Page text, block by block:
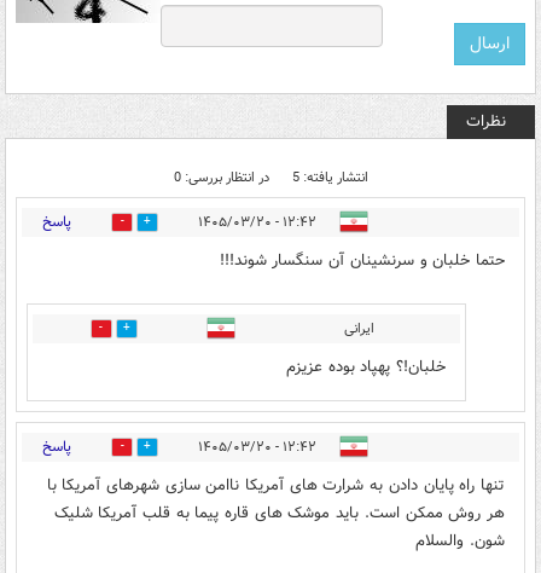
نظرات
انتشار یافته: 5 در انتظار بررسی: 0
۱۲:۴۲ - ۱۴۰۵/۰۳/۲۰ 0 پاسخ
حتما خلبان و سرنشینان آن سنگسار شوند!!!
ایرانی 0
خلبان!؟ پهپاد بوده عزیزم
۱۲:۴۲ - ۱۴۰۵/۰۳/۲۰ 1 پاسخ
تنها راه پایان دادن به شرارت های آمریکا ناامن سازی شهرهای آمریکا با
هر روش ممکن است. باید موشک های قاره پیما به قلب آمریکا شلیک
شون. والسلام